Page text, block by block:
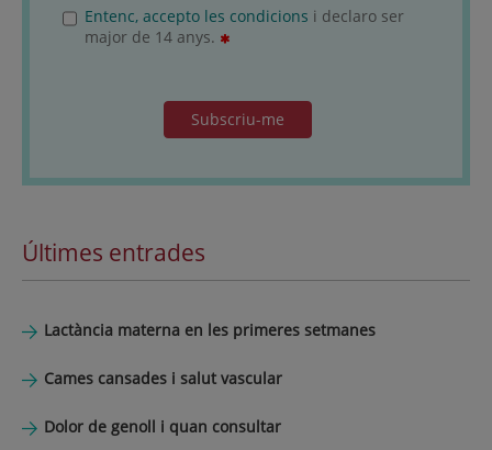
Entenc, accepto les condicions i declaro ser
major de 14 anys.
Subscriu-me
Últimes entrades
Lactància materna en les primeres setmanes
Cames cansades i salut vascular
Dolor de genoll i quan consultar